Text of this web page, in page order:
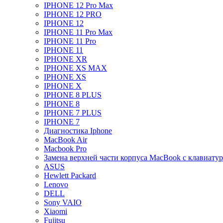
IPHONE 12 Pro Max
IPHONE 12 PRO
IPHONE 12
IPHONE 11 Pro Max
IPHONE 11 Pro
IPHONE 11
IPHONE XR
IPHONE XS MAX
IPHONE XS
IPHONE X
IPHONE 8 PLUS
IPHONE 8
IPHONE 7 PLUS
IPHONE 7
Диагностика Iphone
MacBook Air
Macbook Pro
Замена верхней части корпуса MacBook с
ASUS
Hewlett Packard
Lenovo
DELL
Sony VAIO
Xiaomi
Fujitsu